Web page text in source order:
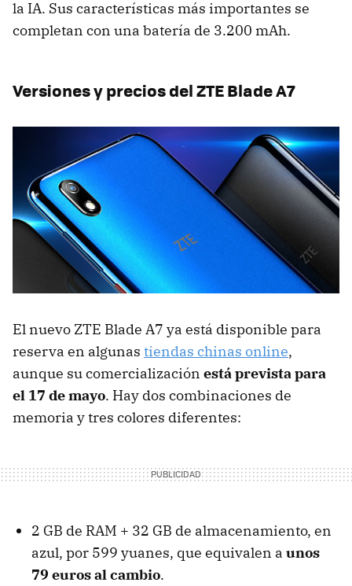
la IA. Sus características más importantes se
completan con una batería de 3.200 mAh.
Versiones y precios del ZTE Blade A7
El nuevo ZTE Blade A7 ya está disponible para
reserva en algunas tiendas chinas online,
aunque su comercialización está prevista para
el 17 de mayo. Hay dos combinaciones de
memoria y tres colores diferentes:
2 GB de RAM + 32 GB de almacenamiento, en
azul, por 599 yuanes, que equivalen a unos
79 euros al cambio.